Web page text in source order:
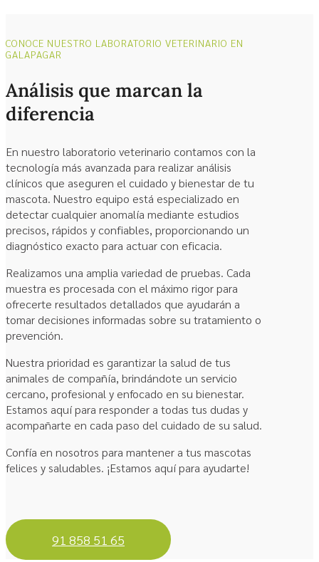
CONOCE NUESTRO LABORATORIO VETERINARIO EN
GALAPAGAR
Análisis que marcan la
diferencia
En nuestro laboratorio veterinario contamos con la
tecnología más avanzada para realizar análisis
clínicos que aseguren el cuidado y bienestar de tu
mascota. Nuestro equipo está especializado en
detectar cualquier anomalía mediante estudios
precisos, rápidos y confiables, proporcionando un
diagnóstico exacto para actuar con eficacia.
Realizamos una amplia variedad de pruebas. Cada
muestra es procesada con el máximo rigor para
ofrecerte resultados detallados que ayudarán a
tomar decisiones informadas sobre su tratamiento o
prevención.
Nuestra prioridad es garantizar la salud de tus
animales de compañía, brindándote un servicio
cercano, profesional y enfocado en su bienestar.
Estamos aquí para responder a todas tus dudas y
acompañarte en cada paso del cuidado de su salud.
Confía en nosotros para mantener a tus mascotas
felices y saludables. ¡Estamos aquí para ayudarte!
91 858 51 65